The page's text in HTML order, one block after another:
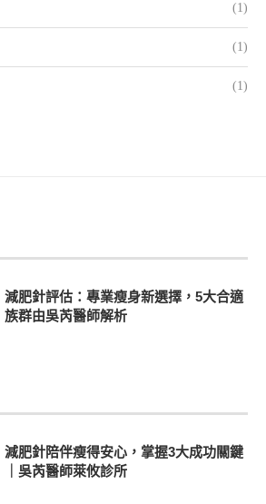
(1)
(1)
(1)
減肥針評估：專業瘦身新選擇，5大合適
族群由吳芮醫師解析
減肥針陪伴瘦得安心，掌握3大成功關鍵
｜吳芮醫師萊攸診所